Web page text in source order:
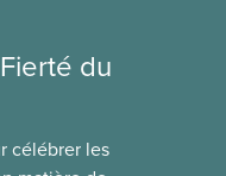
du
célébrer les